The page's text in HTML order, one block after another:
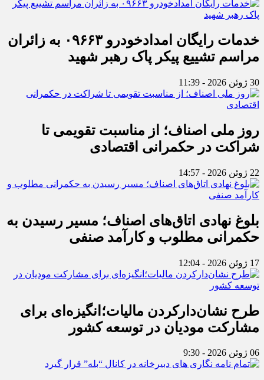
خدمات رایگان امدادخودرو ۰۹۶۶۳ به زائران
مراسم تشییع پیکر پاک رهبر شهید
30 ژوئن 2026 - 11:39
روز ملی اصناف؛ از مناسبت تقویمی تا
شراکت در حکمرانی اقتصادی
22 ژوئن 2026 - 14:57
بلوغ نهادی اتاق‌های اصناف؛ مسیر رسیدن به
حکمرانی مطلوب و کارآمد صنفی
17 ژوئن 2026 - 12:04
طرح نشان‌دارکردن مالیات؛انگیزه‌ای برای
مشارکت مودیان در توسعه کشور
06 ژوئن 2026 - 9:30